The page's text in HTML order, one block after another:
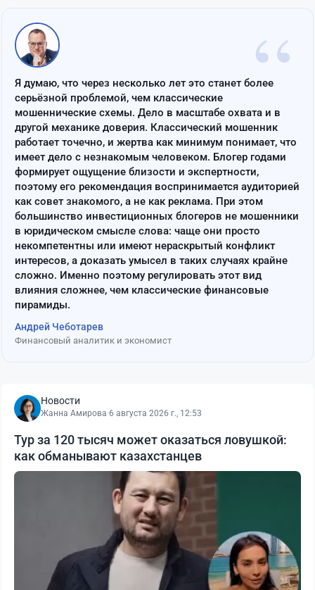
“
Я думаю, что через несколько лет это станет более
серьёзной проблемой, чем классические
мошеннические схемы. Дело в масштабе охвата и в
другой механике доверия. Классический мошенник
работает точечно, и жертва как минимум понимает, что
имеет дело с незнакомым человеком. Блогер годами
формирует ощущение близости и экспертности,
поэтому его рекомендация воспринимается аудиторией
как совет знакомого, а не как реклама. При этом
большинство инвестиционных блогеров не мошенники
в юридическом смысле слова: чаще они просто
некомпетентны или имеют нераскрытый конфликт
интересов, а доказать умысел в таких случаях крайне
сложно. Именно поэтому регулировать этот вид
влияния сложнее, чем классические финансовые
пирамиды.
Андрей Чеботарев
Финансовый аналитик и экономист
Новости
Жанна Амирова·6 августа 2026 г., 12:53
Тур за 120 тысяч может оказаться ловушкой:
как обманывают казахстанцев